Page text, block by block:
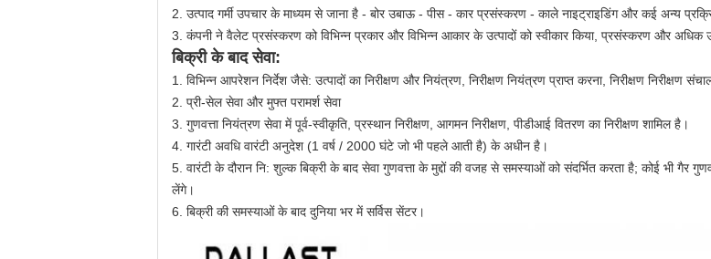
2. उत्पाद गर्मी उपचार के माध्यम से जाना है - बोर उबाऊ - पीस - कार प्रसंस्करण - काले नाइट्राइडिंग और कई अन्य
3. कंपनी ने वैलेट प्रसंस्करण को विभिन्न प्रकार और विभिन्न आकार के उत्पादों को स्वीकार किया, प्रसंस्करण और अधिक
बिक्री के बाद सेवा:
1. विभिन्न आपरेशन निर्देश जैसे: उत्पादों का निरीक्षण और नियंत्रण, निरीक्षण नियंत्रण प्राप्त करना, निरीक्षण निरीक्षण
2. प्री-सेल सेवा और मुफ्त परामर्श सेवा
3. गुणवत्ता नियंत्रण सेवा में पूर्व-स्वीकृति, प्रस्थान निरीक्षण, आगमन निरीक्षण, पीडीआई वितरण का निरीक्षण शामिल है।
4. गारंटी अवधि वारंटी अनुदेश (1 वर्ष / 2000 घंटे जो भी पहले आती है) के अधीन है।
5. वारंटी के दौरान नि: शुल्क बिक्री के बाद सेवा गुणवत्ता के मुद्दों की वजह से समस्याओं को संदर्भित करता है; कोई भी गैर
लेंगे।
6. बिक्री की समस्याओं के बाद दुनिया भर में सर्विस सेंटर।